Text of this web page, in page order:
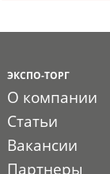
ЭКСПО-ТОРГ
О компании
Статьи
Вакансии
Партнеры